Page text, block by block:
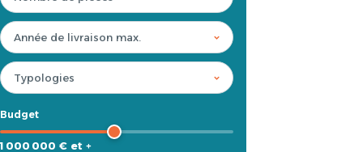
Budget
1 000 000 € et +